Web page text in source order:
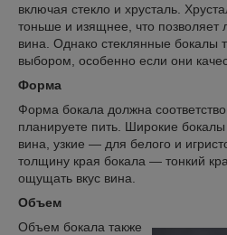
включая стекло и хрусталь.
тоньше и изящнее, что позволяет
вина. Однако стеклянные бокалы
выбором, особенно если они
Форма
Форма бокала должна
планируете пить. Широкие бокалы
вина, узкие — для белого и
толщину края бокала — тонкий
ощущать вкус вина.
Объем
Объем бокала также